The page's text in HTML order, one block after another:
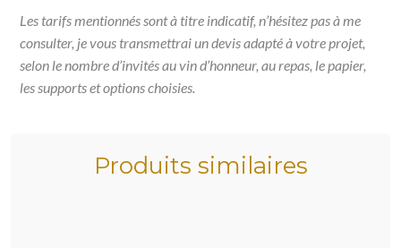
Les tarifs mentionnés sont à titre indicatif, n’hésitez pas à me
consulter, je vous transmettrai un devis adapté à votre projet,
selon le nombre d’invités au vin d’honneur, au repas, le papier,
les supports et options choisies.
Produits similaires